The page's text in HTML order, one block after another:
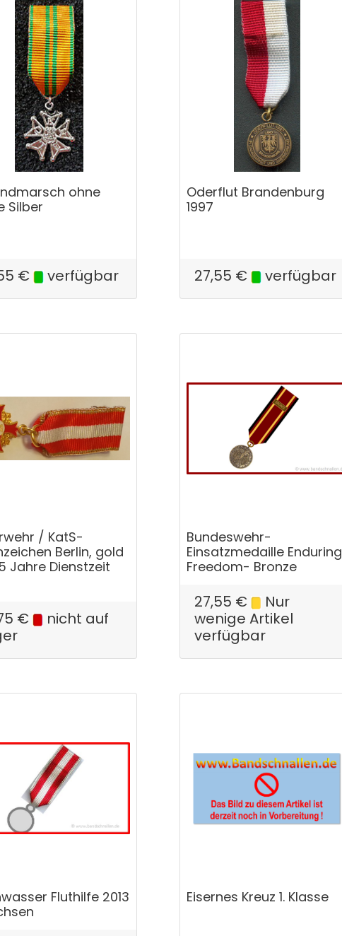
ohne
Silber
€ verfügbar
Oderflut Brandenburg
1997
27,55 € verfügbar
/ KatS-
Berlin, gold
Jahre Dienstzeit
€
nicht auf
Bundeswehr-
Einsatzmedaille Enduring
Freedom- Bronze
27,55 €
Nur
wenige Artikel
verfügbar
Fluthilfe 2013
Eisernes Kreuz 1. Klasse